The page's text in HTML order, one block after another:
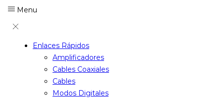
Menu
Enlaces Rápidos
Amplificadores
Cables Coaxiales
Cables
Modos Digitales